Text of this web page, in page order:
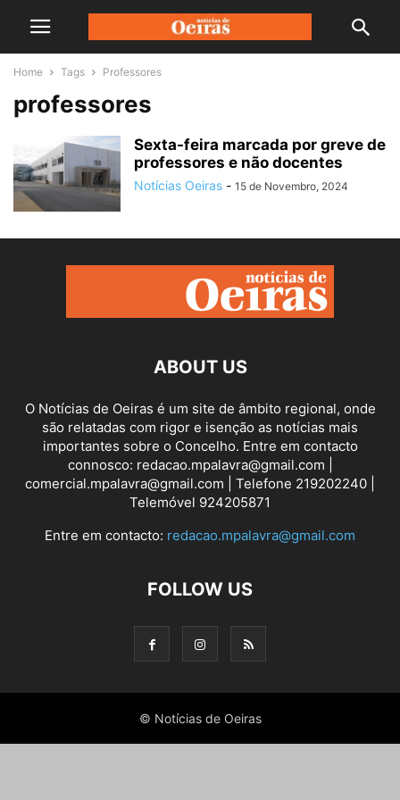
Home Tags Professores
professores
Sexta-feira marcada por greve de
professores e não docentes
Notícias Oeiras - 15 de Novembro, 2024
ABOUT US
O Notícias de Oeiras é um site de âmbito regional, onde
são relatadas com rigor e isenção as notícias mais
importantes sobre o Concelho. Entre em contacto
connosco: redacao.mpalavra@gmail.com |
comercial.mpalavra@gmail.com | Telefone 219202240 |
Telemóvel 924205871
Entre em contacto: redacao.mpalavra@gmail.com
FOLLOW US
© Notícias de Oeiras